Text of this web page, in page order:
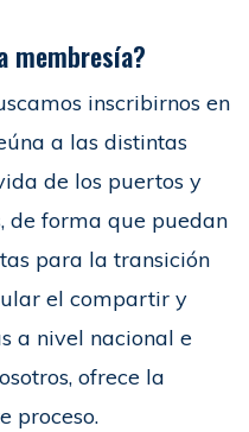
membresía?
inscribirnos en
a las distintas
de los puertos y
de forma que puedan
para la transición
el compartir y
a nivel nacional e
ofrece la
proceso.